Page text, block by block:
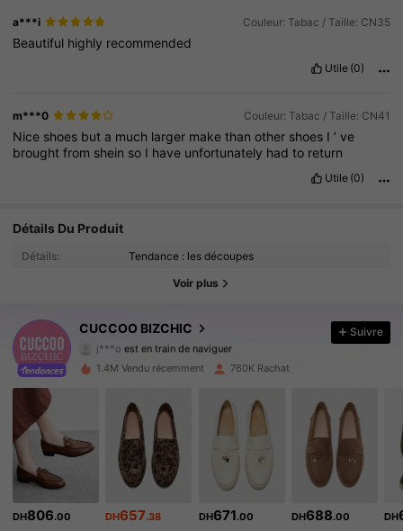
a***i Couleur: Tabac / Taille: CN35
Beautiful highly recommended
Utile (0)
m***0 Couleur: Tabac / Taille: CN41
Nice shoes but a much larger makethanother shoes I’ve
broughtfrom shein so I have unfortunately hadto return
Utile (0)
Détails Du Produit
Détails: Tendance : les découpes
Voir plus
CUCCOO BIZCHIC
4.89
806K Suiveurs
j***o est en train de naviguer
806K Suiveurs
806K Suiveurs
806K Suiveurs
Suivre
1.4M Vendu récemment 760K Rachat
DH806.00 DH657.38 DH671.00 DH688.00 DH